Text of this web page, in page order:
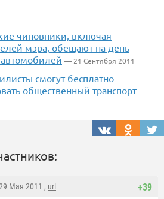
чиновники, включая
мэра, обещают на день
автомобилей — 21 Сентября 2011
смогут бесплатно
общественный транспорт —
+39
Мая 2011 , url